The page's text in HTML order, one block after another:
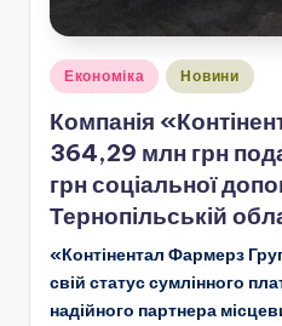
Опубліковано
Економіка Новини
Компанія
364,29 млн грн
грн соціальної
Тернопільській
«Контінентал Фармерз
свій статус сумлінного
надійного партнера